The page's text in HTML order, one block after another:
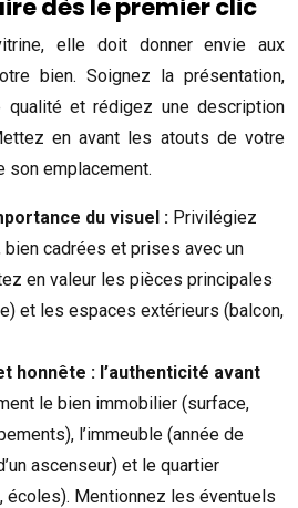
dès le premier clic
elle doit donner envie aux
bien. Soignez la présentation,
et rédigez une description
en avant les atouts de votre
son emplacement.
du visuel : Privilégiez
cadrées et prises avec un
en valeur les pièces principales
et les espaces extérieurs (balcon,
honnête : l’authenticité avant
le bien immobilier (surface,
l’immeuble (année de
ascenseur) et le quartier
écoles). Mentionnez les éventuels